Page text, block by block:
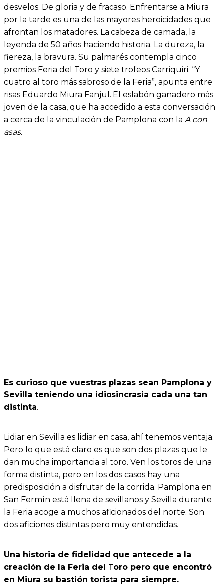
desvelos. De gloria y de fracaso. Enfrentarse a Miura
por la tarde es una de las mayores heroicidades que
afrontan los matadores. La cabeza de camada, la
leyenda de 50 años haciendo historia. La dureza, la
fiereza, la bravura. Su palmarés contempla cinco
premios Feria del Toro y siete trofeos Carriquiri. “Y
cuatro al toro más sabroso de la Feria”, apunta entre
risas Eduardo Miura Fanjul. El eslabón ganadero más
joven de la casa, que ha accedido a esta conversación
a cerca de la vinculación de Pamplona con la A con
asas.
Es curioso que vuestras plazas sean Pamplona y
Sevilla teniendo una idiosincrasia cada una tan
distinta.
Lidiar en Sevilla es lidiar en casa, ahí tenemos ventaja.
Pero lo que está claro es que son dos plazas que le
dan mucha importancia al toro. Ven los toros de una
forma distinta, pero en los dos casos hay una
predisposición a disfrutar de la corrida. Pamplona en
San Fermín está llena de sevillanos y Sevilla durante
la Feria acoge a muchos aficionados del norte. Son
dos aficiones distintas pero muy entendidas.
Una historia de fidelidad que antecede a la
creación de la Feria del Toro pero que encontró
en Miura su bastión torista para siempre.